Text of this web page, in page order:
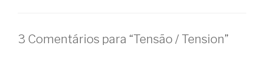
3 Comentários para “Tensão / Tension”